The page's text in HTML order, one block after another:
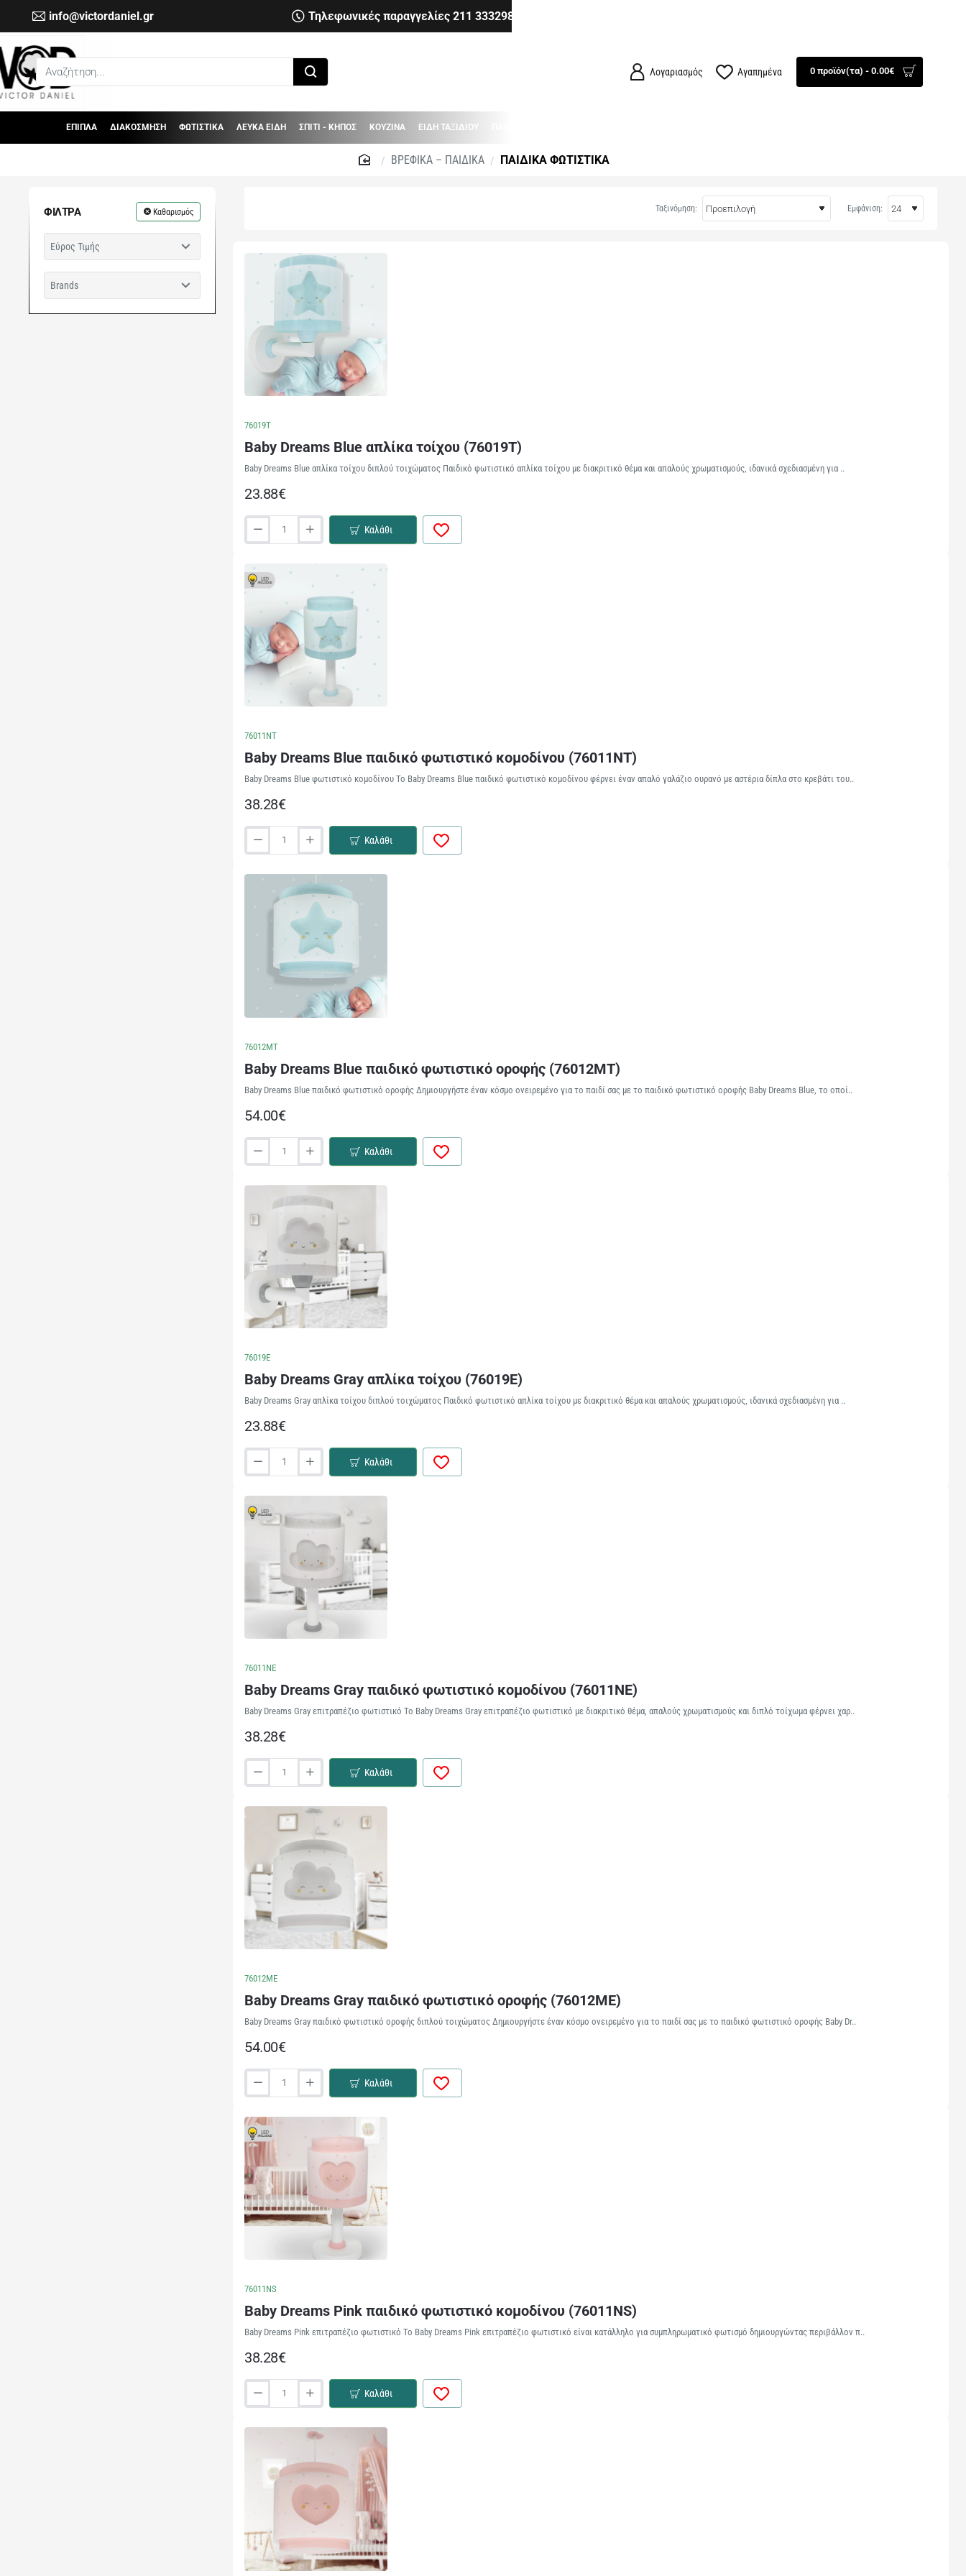
info@victordaniel.gr Τηλεφωνικές παραγγελίες 211 3332983 - 210 6514980 - 210 8100834
Αναζήτηση... Λογαριασμός Αγαπημένα 0 προϊόν(τα) - 0.00€
ΕΠΙΠΛΑ ΔΙΑΚΟΣΜΗΣΗ ΦΩΤΙΣΤΙΚΑ ΛΕΥΚΑ ΕΙΔΗ ΣΠΙΤΙ - ΚΗΠΟΣ ΚΟΥΖΙΝΑ ΕΙΔΗ ΤΑΞΙΔΙΟΥ
ΒΡΕΦΙΚΑ – ΠΑΙΔΙΚΑ ΠΑΙΔΙΚΑ ΦΩΤΙΣΤΙΚΑ
ΦΊΛΤΡΑ Καθαρισμός
Εύρος Τιμής
Brands
Ταξινόμηση: Εμφάνιση:
76019T
Baby Dreams Blue απλίκα τοίχου (76019T)
Baby Dreams Blue απλίκα τοίχου διπλού τοιχώματος Παιδικό φωτιστικό απλίκα τοίχου με διακριτικό θέμα και απαλούς χρωματισμούς, ιδανικά σχεδιασμένη για ..
23.88€
Blue
απλίκα
τοίχου
(76019T)
Καλάθι
76011NT
Baby Dreams Blue παιδικό φωτιστικό κομοδίνου (76011NT)
Baby Dreams Blue φωτιστικό κομοδίνου Το Baby Dreams Blue παιδικό φωτιστικό κομοδίνου φέρνει έναν απαλό γαλάζιο ουρανό με αστέρια δίπλα στο κρεβάτι του..
38.28€
Blue
φωτιστικό
κομοδίνου
(76011NT)
Καλάθι
76012MT
Baby Dreams Blue παιδικό φωτιστικό οροφής (76012MT)
Baby Dreams Blue παιδικό φωτιστικό οροφής Δημιουργήστε έναν κόσμο ονειρεμένο για το παιδί σας με το παιδικό φωτιστικό οροφής Baby Dreams Blue, το οποί..
54.00€
Blue
φωτιστικό
(76012MT)
Καλάθι
76019E
Baby Dreams Gray απλίκα τοίχου (76019E)
Baby Dreams Gray απλίκα τοίχου διπλού τοιχώματος Παιδικό φωτιστικό απλίκα τοίχου με διακριτικό θέμα και απαλούς χρωματισμούς, ιδανικά σχεδιασμένη για ..
23.88€
Gray
απλίκα
τοίχου
Καλάθι
76011NE
Baby Dreams Gray παιδικό φωτιστικό κομοδίνου (76011NE)
Baby Dreams Gray επιτραπέζιο φωτιστικό Το Baby Dreams Gray επιτραπέζιο φωτιστικό με διακριτικό θέμα, απαλούς χρωματισμούς και διπλό τοίχωμα φέρνει χαρ..
38.28€
Gray
κομοδίνου
(76011NE)
Καλάθι
76012ME
Baby Dreams Gray παιδικό φωτιστικό οροφής (76012ME)
Baby Dreams Gray παιδικό φωτιστικό οροφής διπλού τοιχώματος Δημιουργήστε έναν κόσμο ονειρεμένο για το παιδί σας με το παιδικό φωτιστικό οροφής Baby Dr..
54.00€
Gray
παιδικό
φωτιστικό
οροφής
(76012ME)
Καλάθι
76011NS
Baby Dreams Pink παιδικό φωτιστικό κομοδίνου (76011NS)
Baby Dreams Pink επιτραπέζιο φωτιστικό Το Baby Dreams Pink επιτραπέζιο φωτιστικό είναι κατάλληλο για συμπληρωματικό φωτισμό δημιουργώντας περιβάλλον π..
38.28€
Pink
φωτιστικό
κομοδίνου
Καλάθι